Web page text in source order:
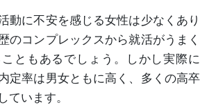
動に不安を感じる女性は少なくあり
のコンプレックスから就活がうまく
ともあるでしょう。しかし実際に
定率は男女ともに高く、多くの高卒
ています。